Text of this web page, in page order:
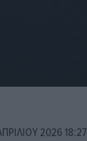
2026 18:27